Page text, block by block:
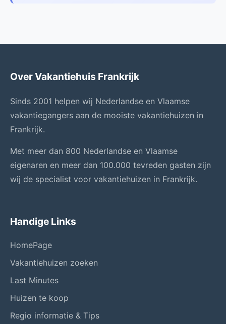
Over Vakantiehuis Frankrijk
Sinds 2001 helpen wij Nederlandse en Vlaamse
vakantiegangers aan de mooiste vakantiehuizen in
Frankrijk.
Met meer dan 800 Nederlandse en Vlaamse
eigenaren en meer dan 100.000 tevreden gasten zijn
wij de specialist voor vakantiehuizen in Frankrijk.
Handige Links
HomePage
Vakantiehuizen zoeken
Last Minutes
Huizen te koop
Regio informatie & Tips